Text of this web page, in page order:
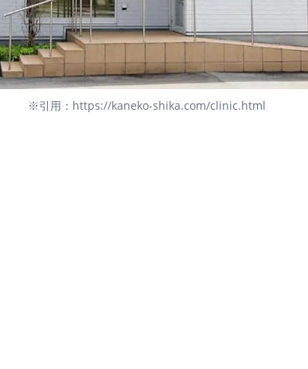
※引用：https://kaneko-shika.com/clinic.html